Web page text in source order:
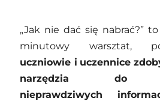
„Jak nie dać się nabrać?” to
uczniowie i uczennice
narzędzia do
nieprawdziwych